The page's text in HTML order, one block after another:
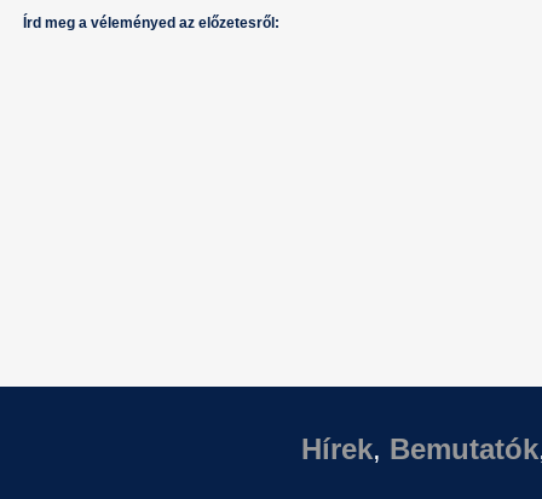
Írd meg a véleményed az előzetesről:
Hírek, Bemutatók